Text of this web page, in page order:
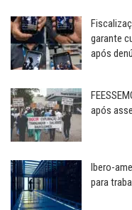
garante
após
após
Ibero-
para